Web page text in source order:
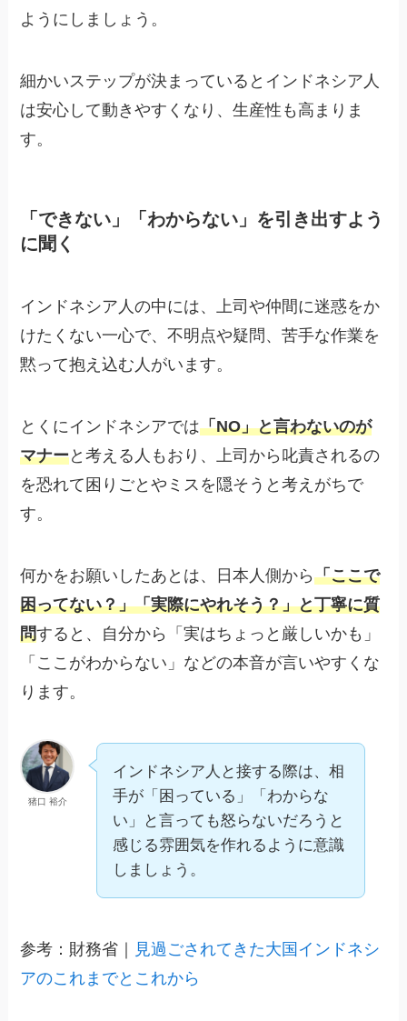
ようにしましょう。
細かいステップが決まっているとインドネシア人
は安心して動きやすくなり、生産性も高まりま
す。
「できない」「わからない」を引き出すよう
に聞く
インドネシア人の中には、上司や仲間に迷惑をか
けたくない一心で、不明点や疑問、苦手な作業を
黙って抱え込む人がいます。
とくにインドネシアでは「NO」と言わないのが
マナーと考える人もおり、上司から叱責されるの
を恐れて困りごとやミスを隠そうと考えがちで
す。
何かをお願いしたあとは、日本人側から「ここで
困ってない？」「実際にやれそう？」と丁寧に質
問すると、自分から「実はちょっと厳しいかも」
「ここがわからない」などの本音が言いやすくな
ります。
猪口 裕介
インドネシア人と接する際は、相
手が「困っている」「わからな
い」と言っても怒らないだろうと
感じる雰囲気を作れるように意識
しましょう。
参考：財務省｜ 見過ごされてきた大国インドネシ
アのこれまでとこれから